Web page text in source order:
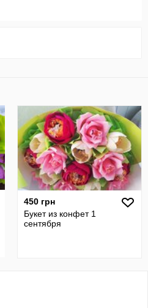
450 грн
Букет из конфет 1
сентября